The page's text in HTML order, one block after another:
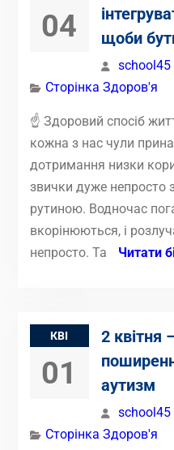
04
щоби
school45
Сторінка Здоров'я
☝️ Здоровий спосіб
кожна з нас чули
дотримання низки
звички дуже непросто
рутиною. Водночас
вкорінюються, і
непросто. Та
Читати
КВІ
01
2 квітня
аутизм
school45
Сторінка Здоров'я